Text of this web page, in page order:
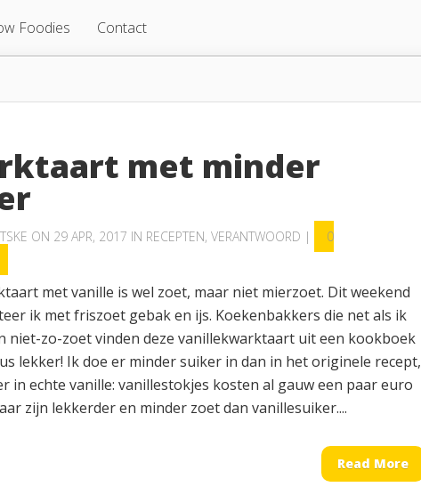
Foodies Contact
met minder
ON 29 APR, 2017 IN RECEPTEN, VERANTWOORD |
0
met vanille is wel zoet, maar niet mierzoet. Dit weekend
ik met friszoet gebak en ijs. Koekenbakkers die net als ik
niet-zo-zoet vinden deze vanillekwarktaart uit een kookboek
lekker! Ik doe er minder suiker in dan in het originele recept,
in echte vanille: vanillestokjes kosten al gauw een paar euro
zijn lekkerder en minder zoet dan vanillesuiker....
Read More